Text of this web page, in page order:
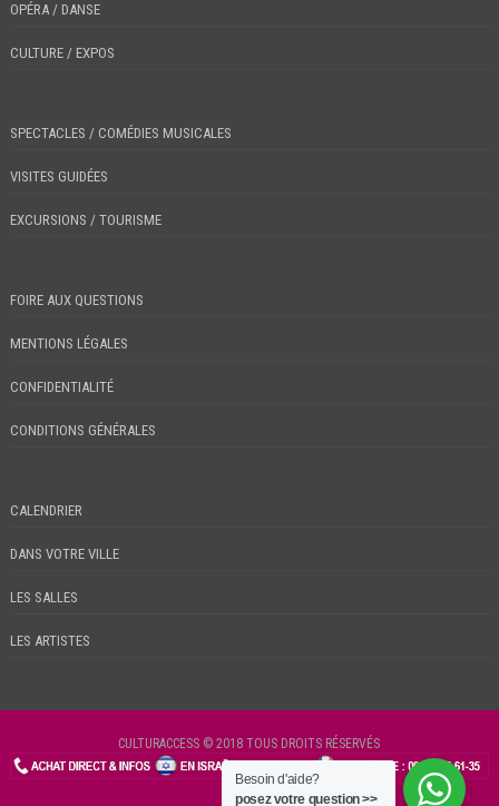
OPÉRA / DANSE
CULTURE / EXPOS
SPECTACLES / COMÉDIES MUSICALES
VISITES GUIDÉES
EXCURSIONS / TOURISME
FOIRE AUX QUESTIONS
MENTIONS LÉGALES
CONFIDENTIALITÉ
CONDITIONS GÉNÉRALES
CALENDRIER
DANS VOTRE VILLE
LES SALLES
LES ARTISTES
CULTURACCESS © 2018 TOUS DROITS RÉSERVÉS
CHECKIN
Besoin d'aide?
posez votre question >>